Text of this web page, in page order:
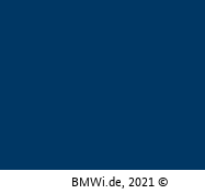
BMWi.de, 2021 ©